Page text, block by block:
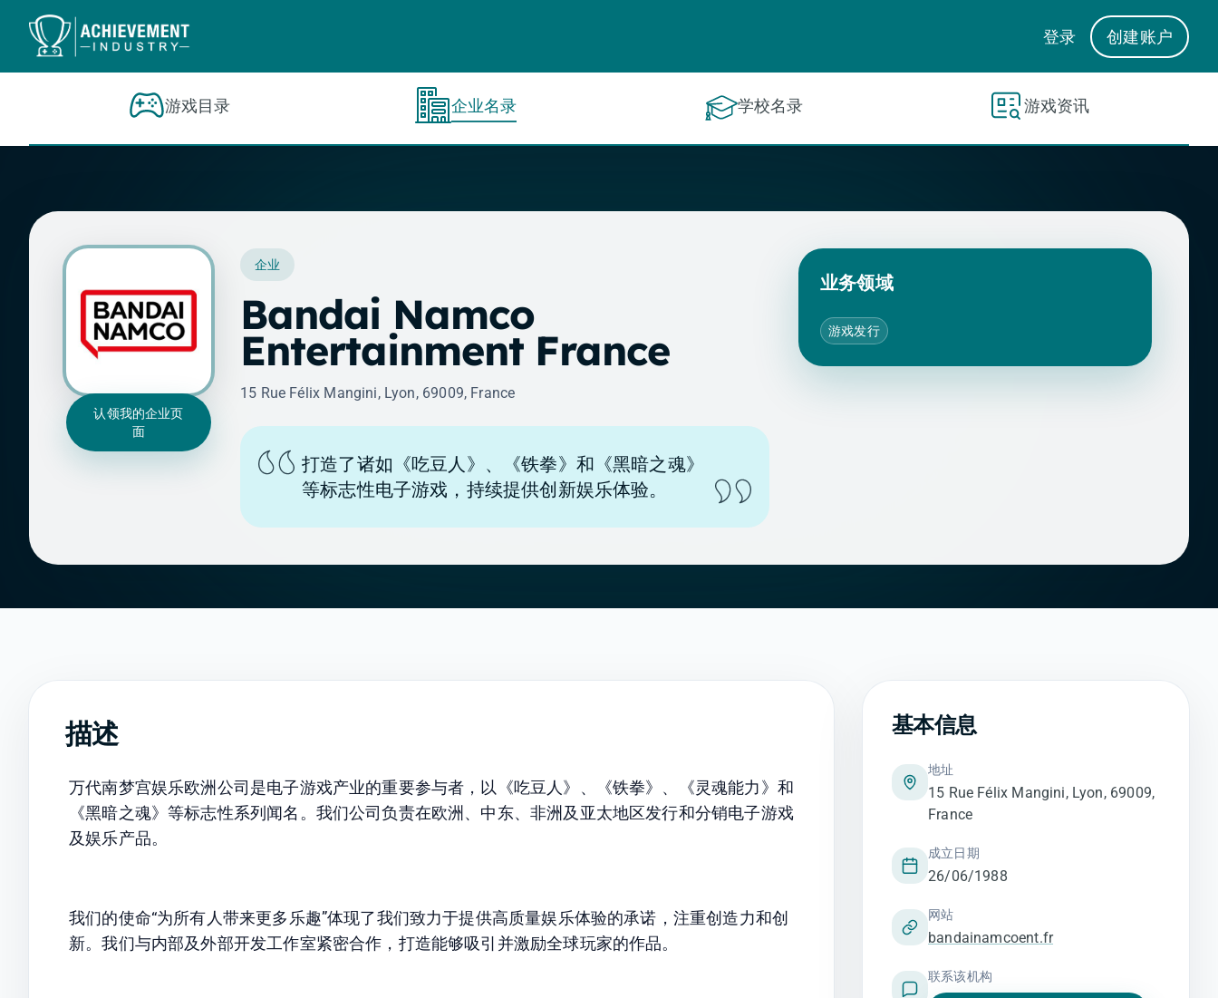
跳转到内容
登录
创建账户
游戏目录 企业名录 学校名录 游戏资讯
认领我的企业页
面
企业
Bandai Namco
Entertainment France
15 Rue Félix Mangini, Lyon, 69009, France
打造了诸如《吃豆人》、《铁拳》和《黑暗之魂》
等标志性电子游戏，持续提供创新娱乐体验。
业务领域
游戏发行
描述
万代南梦宫娱乐欧洲公司是电子游戏产业的重要参与者，以《吃豆人》、《铁拳》、《灵魂能力》和
《黑暗之魂》等标志性系列闻名。我们公司负责在欧洲、中东、非洲及亚太地区发行和分销电子游戏
及娱乐产品。
我们的使命“为所有人带来更多乐趣”体现了我们致力于提供高质量娱乐体验的承诺，注重创造力和创
新。我们与内部及外部开发工作室紧密合作，打造能够吸引并激励全球玩家的作品。
基本信息
地址
15 Rue Félix Mangini, Lyon, 69009,
France
成立日期
26/06/1988
网站
bandainamcoent.fr
联系该机构